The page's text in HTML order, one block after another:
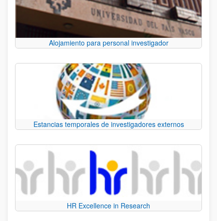
Alojamiento para personal investigador
Estancias temporales de investigadores externos
HR Excellence in Research